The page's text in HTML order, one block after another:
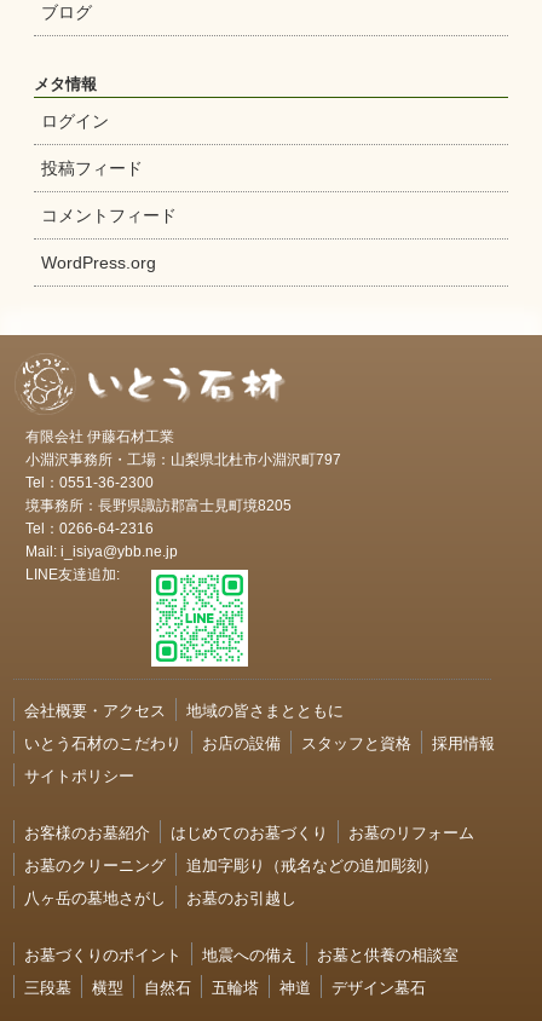
ブログ
メタ情報
ログイン
投稿フィード
コメントフィード
WordPress.org
有限会社 伊藤石材工業
小淵沢事務所・工場：山梨県北杜市小淵沢町797
Tel：0551-36-2300
境事務所：長野県諏訪郡富士見町境8205
Tel：0266-64-2316
Mail: i_isiya@ybb.ne.jp
LINE友達追加:
会社概要・アクセス
地域の皆さまとともに
いとう石材のこだわり
お店の設備 スタッフと資格
採用情報
サイトポリシー
お客様のお墓紹介 はじめてのお墓づくり
お墓のリフォーム
お墓のクリーニング
追加字彫り（戒名などの追加彫刻）
八ヶ岳の墓地さがし
お墓のお引越し
お墓づくりのポイント 地震への備え
お墓と供養の相談室
三段墓
横型 自然石 五輪塔 神道 デザイン墓石